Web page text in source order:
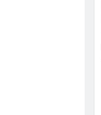
पर खुले; क्रूड ऑयल में नरमी
लिए कैसा रहेगा